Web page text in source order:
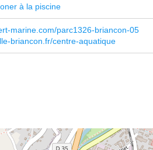
à la piscine
marine.com/parc1326-briancon-05
briancon.fr/centre-aquatique